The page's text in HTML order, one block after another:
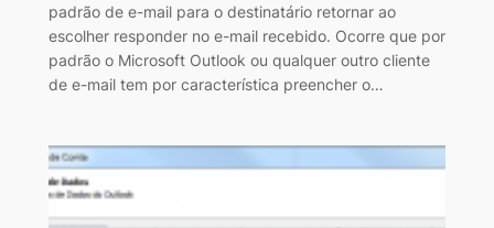
padrão de e-mail para o destinatário retornar ao
escolher responder no e-mail recebido. Ocorre que por
padrão o Microsoft Outlook ou qualquer outro cliente
de e-mail tem por característica preencher o…